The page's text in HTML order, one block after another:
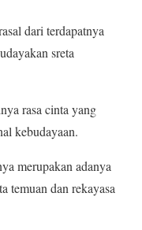
dari terdapatnya
sreta
rasa cinta yang
kebudayaan.
merupakan adanya
temuan dan rekayasa